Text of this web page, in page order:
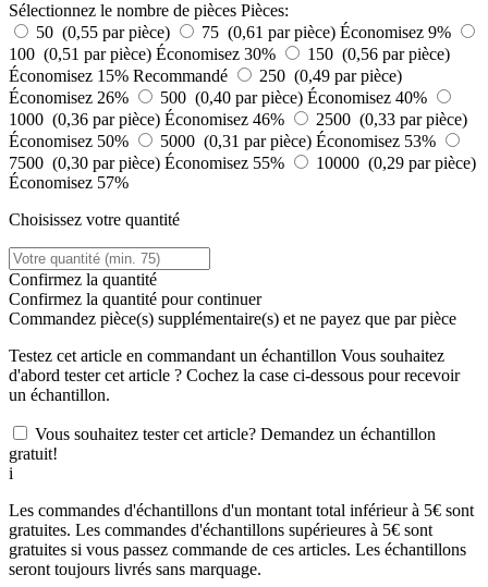
Sélectionnez le nombre de pièces Pièces:
50 (0,55 par pièce)
75 (0,61 par pièce) Économisez 9%
100 (0,51 par pièce) Économisez 30%
150 (0,56 par pièce)
Économisez 15% Recommandé
250 (0,49 par pièce)
Économisez 26%
500 (0,40 par pièce) Économisez 40%
1000 (0,36 par pièce) Économisez 46%
2500 (0,33 par pièce)
Économisez 50%
5000 (0,31 par pièce) Économisez 53%
7500 (0,30 par pièce) Économisez 55%
10000 (0,29 par pièce)
Économisez 57%
Choisissez votre quantité
Confirmez la quantité
Confirmez la quantité pour continuer
Commandez pièce(s) supplémentaire(s) et ne payez que par pièce
Testez cet article en commandant un échantillon Vous souhaitez
d'abord tester cet article ? Cochez la case ci-dessous pour recevoir
un échantillon.
Vous souhaitez tester cet article? Demandez un échantillon
gratuit!
i
Les commandes d'échantillons d'un montant total inférieur à 5€ sont
gratuites. Les commandes d'échantillons supérieures à 5€ sont
gratuites si vous passez commande de ces articles. Les échantillons
seront toujours livrés sans marquage.